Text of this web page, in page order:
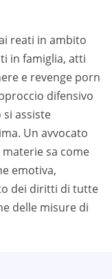
reati in ambito
in famiglia, atti
e revenge porn
difensivo
assiste
Un avvocato
sa come
emotiva,
dei diritti di tutte
delle misure di